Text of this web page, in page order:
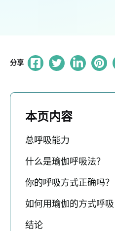
分享
本页内容
总呼吸能力
什么是瑜伽呼吸法？
你的呼吸方式正确吗？
如何用瑜伽的方式呼吸
结论